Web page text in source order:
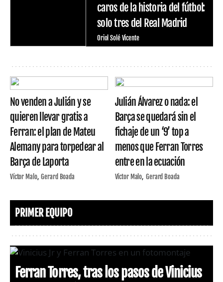
caros de la historia del fútbol:
solo tres del Real Madrid
Oriol Solé Vicente
No venden a Julián y se
quieren llevar gratis a
Ferran: el plan de Mateu
Alemany para torpedear al
Barça de Laporta
Víctor Malo Gerard Boada
Julián Álvarez o nada: el
Barça se quedará sin el
fichaje de un ‘9’ top a
menos que Ferran Torres
entre en la ecuación
Víctor Malo Gerard Boada
PRIMER EQUIPO
Ferran Torres, tras los pasos de Vinicius